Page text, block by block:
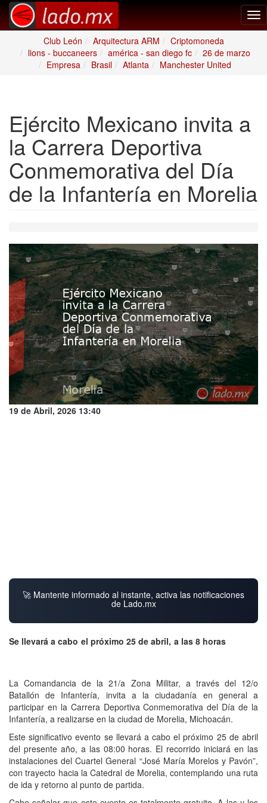
Club León
Arquitectura ARM
Criptomoneda
lions - buccaneers
américa - san diego fc
26 de marzo
Empresa
Brasil Atlanta Manchester United
Ejército Mexicano invita a
la Carrera Deportiva
Conmemorativa del Día
de la Infantería en Morelia
19 de Abril, 2026 13:40
🚀 Mantente informado al instante, activa las notificaciones
de Lado.mx
Se llevará a cabo el próximo 25 de abril, a las 8 horas
La Comandancia de la 21/a Zona Militar, a través del 12/o
Batallón de Infantería, invita a la ciudadanía en general a
participar en la Carrera Deportiva Conmemorativa del Día de la
Infantería, a realizarse en la ciudad de Morelia, Michoacán.
Este significativo evento se llevará a cabo el próximo 25 de abril
del presente año, a las 08:00 horas. El recorrido iniciará en las
instalaciones del Cuartel General “José María Morelos y Pavón”,
con trayecto hacia la Catedral de Morelia, contemplando una ruta
de ida y retorno al punto de partida.